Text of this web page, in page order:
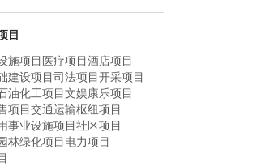
目
施项目医疗项目酒店项目
建设项目司法项目开采项目
油化工项目文娱康乐项目
项目交通运输枢纽项目
事业设施项目社区项目
林绿化项目电力项目